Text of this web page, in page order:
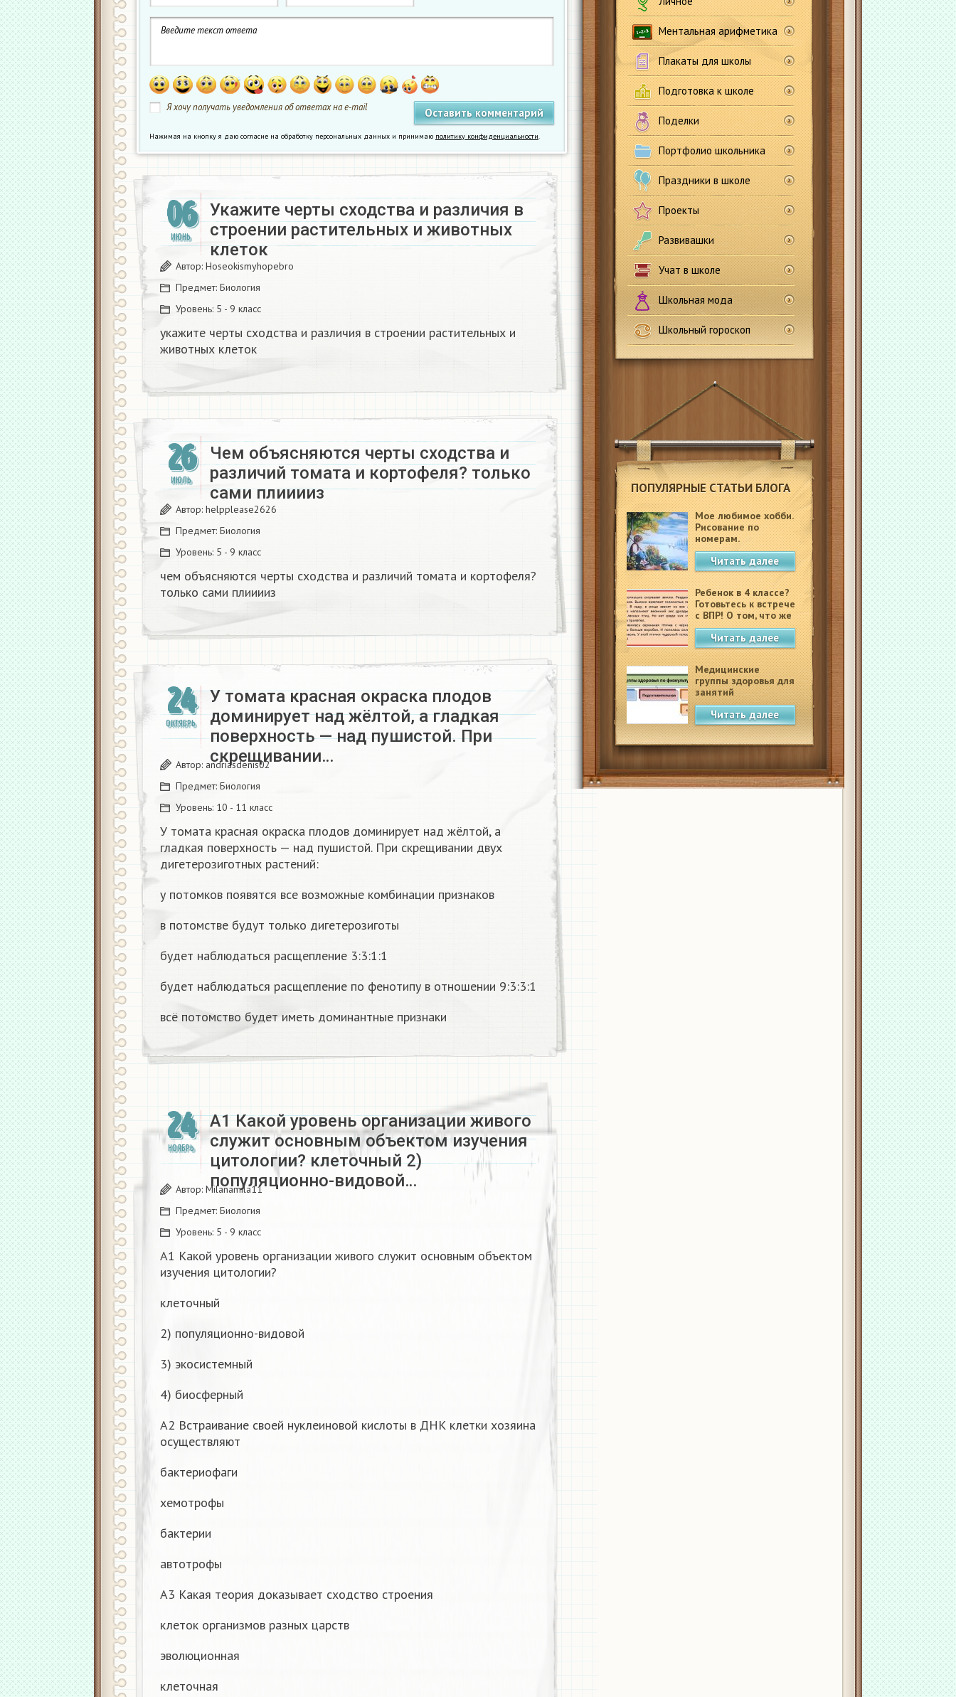
Ментальная арифметика
Плакаты для школы
Подготовка к школе
Поделки
Портфолио школьника
Праздники в школе
Проекты
Развивашки
Учат в школе
Школьная мода
Школьный гороскоп
ПОПУЛЯРНЫЕ СТАТЬИ БЛОГА
Мое любимое хобби.
Рисование по
номерам.
Читать далее
Ребенок в 4 классе?
Готовьтесь к встрече
с ВПР! О том, что же
это такое.
Читать далее
Медицинские
группы здоровья для
занятий
физкультурой в
школеЧитать далее
Я хочу получать уведомления об ответах на e-mail
Нажимая на кнопку я даю согласие на обработку персональных данных и принимаю политику конфиденциальности.
06
ИЮНЬ
Укажите черты сходства и различия в
строении растительных и животных
клеток
Автор: Hoseokismyhopebro
Предмет: Биология
Уровень: 5 - 9 класс
укажите черты сходства и различия в строении растительных и
животных клеток
26
ИЮЛЬ
Чем объясняются черты сходства и
различий томата и кортофеля? только
сами плииииз​
Автор: helpplease2626
Предмет: Биология
Уровень: 5 - 9 класс
чем объясняются черты сходства и различий томата и кортофеля?
только сами плииииз​
24
ОКТЯБРЬ
У томата красная окраска плодов
доминирует над жёлтой, а гладкая
поверхность — над пушистой. При
скрещивании…
Автор: andriasdenis02
Предмет: Биология
Уровень: 10 - 11 класс
У томата красная окраска плодов доминирует над жёлтой, а
гладкая поверхность — над пушистой. При скрещивании двух
дигетерозиготных растений:
у потомков появятся все возможные комбинации признаков
в потомстве будут только дигетерозиготы
будет наблюдаться расщепление 3:3:1:1
будет наблюдаться расщепление по фенотипу в отношении 9:3:3:1
всё потомство будет иметь доминантные признаки
24
НОЯБРЬ
А1 Какой уровень организации живого
служит основным объектом изучения
цитологии? клеточный 2)
популяционно-видовой…
Автор: Milanamila11
Предмет: Биология
Уровень: 5 - 9 класс
А1 Какой уровень организации живого служит основным объектом
изучения цитологии?
клеточный
2) популяционно-видовой
3) экосистемный
4) биосферный
А2 Встраивание своей нуклеиновой кислоты в ДНК клетки хозяина
осуществляют
бактериофаги
хемотрофы
бактерии
автотрофы
А3 Какая теория доказывает сходство строения
клеток организмов разных царств
эволюционная
клеточная